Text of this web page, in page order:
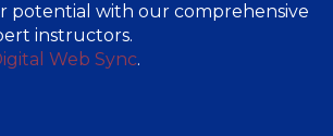
potential with our comprehensive
instructors.
Web Sync.